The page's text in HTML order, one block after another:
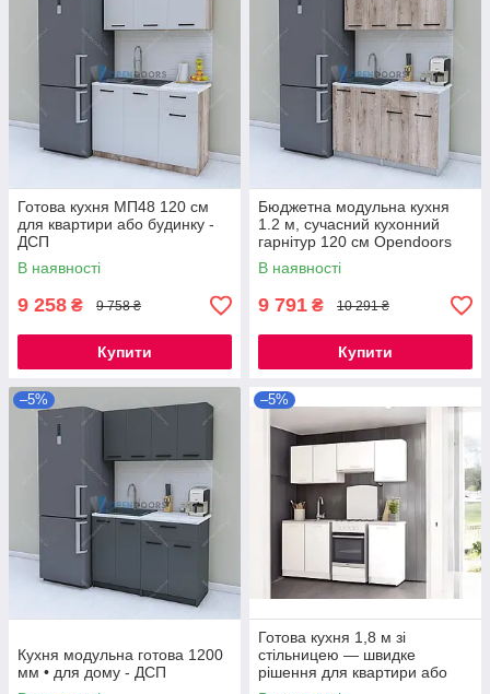
Готова кухня МП48 120 см
для квартири або будинку -
ДСП
В наявності
9 258 ₴ 9 758 ₴
Купити
Бюджетна модульна кухня
1.2 м, сучасний кухонний
гарнітур 120 см Opendoors
В наявності
9 791 ₴ 10 291 ₴
Купити
–5%
Кухня модульна готова 1200
мм • для дому - ДСП
–5%
Готова кухня 1,8 м зі
стільницею — швидке
рішення для квартири або
будинку